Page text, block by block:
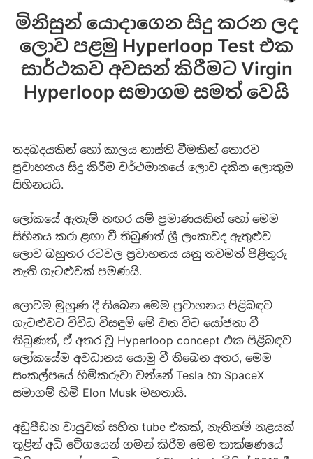
මිනිසුන් යොදාගෙන සිදු කරන ලද
ලොව පළමු Hyperloop Test එක
සාර්ථකව අවසන් කිරීමට Virgin
Hyperloop සමාගම සමත් වෙයි
තදබදයකින් හෝ කාලය නාස්ති වීමකින් තොරව
ප්‍රවාහනය සිදු කිරීම වර්ථමානයේ ලොව දකින ලොකුම
සිහිනයයි.
ලෝකයේ ඇතැම් නඟර යම් ප්‍රමාණයකින් හෝ මෙම
සිහිනය කරා ළඟා වී තිබුණත් ශ්‍රී ලංකාවද ඇතුළුව
ලොව බහුතර රටවල ප්‍රවාහනය යනු තවමත් පිළිතුරු
නැති ගැටළුවක් පමණයි.
ලොවම මුහුණ දී තිබෙන මෙම ප්‍රවාහනය පිළිබඳව
ගැටළුවට විවිධ විසඳුම් මේ වන විට යෝජනා වී
තිබුණත්, ඒ අතර වූ Hyperloop concept එක පිළිබඳව
ලෝකයේම අවධානය යොමු වී තිබෙන අතර, මෙම
සංකල්පයේ හිමිකරුවා වන්නේ Tesla හා SpaceX
සමාගම් හිමි Elon Musk මහතායි.
අඩුපීඩන වායුවක් සහිත tube එකක්, නැතිනම් නළයක්
තුළින් අධි වේගයෙන් ගමන් කිරීම මෙම තාක්ෂණයේ